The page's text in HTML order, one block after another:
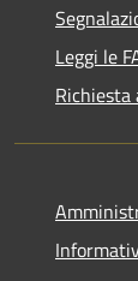
Leggi le
Richiesta